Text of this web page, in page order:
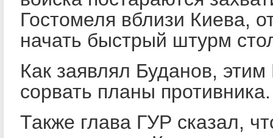
Гостомеля вблизи Киева,
начать быстрый штурм
Как заявлял Буданов,
сорвать планы противника.
Также глава ГУР сказал,